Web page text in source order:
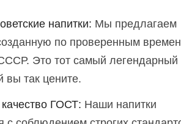
напитки: Мы предлагаем
по проверенным
Это тот самый легендарный
вы так цените.
ГОСТ: Наши напитки